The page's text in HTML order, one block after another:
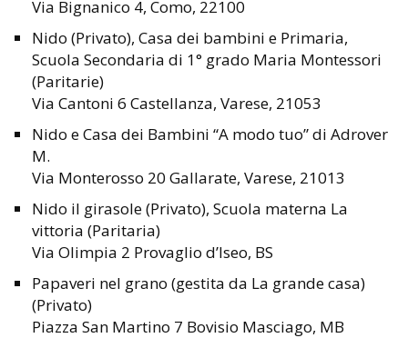
Via Bignanico 4, Como, 22100
Nido (Privato), Casa dei bambini e Primaria,
Scuola Secondaria di 1° grado Maria Montessori
(Paritarie)
Via Cantoni 6 Castellanza, Varese, 21053
Nido e Casa dei Bambini “A modo tuo” di Adrover
M.
Via Monterosso 20 Gallarate, Varese, 21013
Nido il girasole (Privato), Scuola materna La
vittoria (Paritaria)
Via Olimpia 2 Provaglio d’Iseo, BS
Papaveri nel grano (gestita da La grande casa)
(Privato)
Piazza San Martino 7 Bovisio Masciago, MB